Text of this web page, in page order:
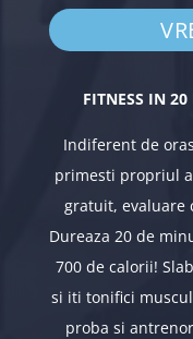
FITNESS IN
Indiferent de
primesti propriul
gratuit, evaluare
Dureaza 20 de
700 de calorii!
si iti tonifici
proba si